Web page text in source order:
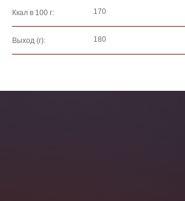
Ккал в 100 г: 170
Выход (г): 180